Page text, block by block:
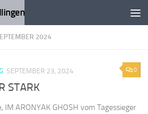
2024
0
SEPTEMBER 23, 2024
STARK
IM ARONYAK GHOSH vom Tagessieger